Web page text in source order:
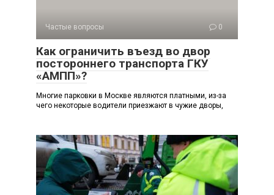
Частые вопросы 0
Как ограничить въезд во двор
постороннего транспорта ГКУ
«АМПП»?
Многие парковки в Москве являются платными, из-за
чего некоторые водители приезжают в чужие дворы,